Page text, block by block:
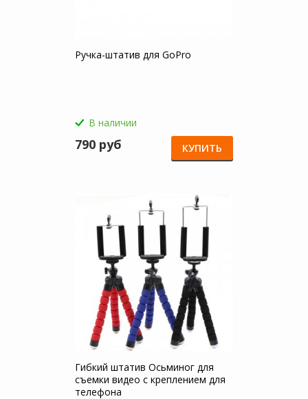
Ручка-штатив для GoPro
В наличии
790 руб КУПИТЬ
Гибкий штатив Осьминог для
съемки видео с креплением для
телефона